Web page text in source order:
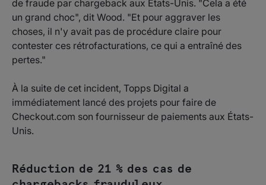
de fraude par chargeback aux États-Unis. "Cela a été
un grand choc", dit Wood. "Et pour aggraver les
choses, il n'y avait pas de procédure claire pour
contester ces rétrofacturations, ce qui a entraîné des
pertes."
À la suite de cet incident, Topps Digital a
immédiatement lancé des projets pour faire de
Checkout.com son fournisseur de paiements aux États-
Unis.
Réduction de 21 % des cas de